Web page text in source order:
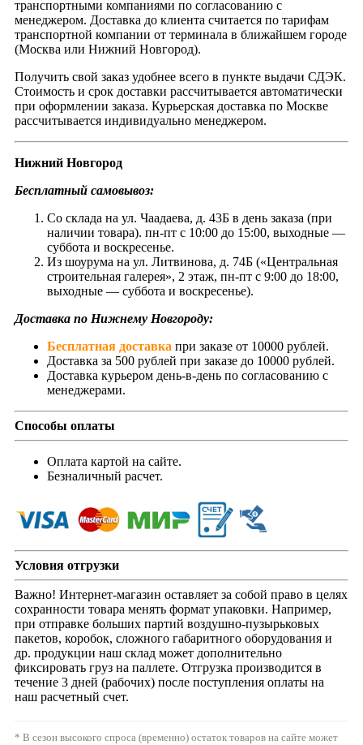
транспортными компаниями по согласованию с
менеджером. Доставка до клиента считается по тарифам
транспортной компании от терминала в ближайшем городе
(Москва или Нижний Новгород).
Получить свой заказ удобнее всего в пункте выдачи СДЭК.
Стоимость и срок доставки рассчитывается автоматически
при оформлении заказа. Курьерская доставка по Москве
рассчитывается индивидуально менеджером.
Нижний Новгород
Бесплатный самовывоз:
Со склада на ул. Чаадаева, д. 43Б в день заказа (при
наличии товара). пн-пт с 10:00 до 15:00, выходные —
суббота и воскресенье.
Из шоурума на ул. Литвинова, д. 74Б («Центральная
строительная галерея», 2 этаж, пн-пт с 9:00 до 18:00,
выходные — суббота и воскресенье).
Доставка по Нижнему Новгороду:
Бесплатная доставка при заказе от 10000 рублей.
Доставка за 500 рублей при заказе до 10000 рублей.
Доставка курьером день-в-день по согласованию с
менеджерами.
Способы оплаты
Оплата картой на сайте.
Безналичный расчет.
Условия отгрузки
Важно! Интернет-магазин оставляет за собой право в целях
сохранности товара менять формат упаковки. Например,
при отправке больших партий воздушно-пузырьковых
пакетов, коробок, сложного габаритного оборудования и
др. продукции наш склад может дополнительно
фиксировать груз на паллете. Отгрузка производится в
течение 3 дней (рабочих) после поступления оплаты на
наш расчетный счет.
* В сезон высокого спроса (временно) остаток товаров на сайте может